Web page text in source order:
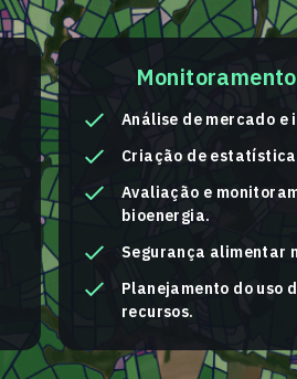
Análise de mercado
Criação de
Avaliação e
bioenergia.
Segurança alimentar
Planejamento do uso
recursos.